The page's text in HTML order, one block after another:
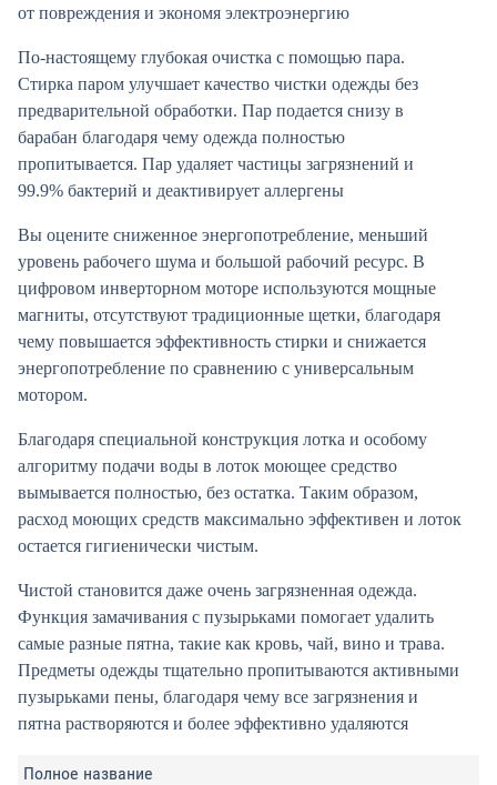
от повреждения и экономя электроэнергию
По-настоящему глубокая очистка с помощью пара.
Стирка паром улучшает качество чистки одежды без
предварительной обработки. Пар подается снизу в
барабан благодаря чему одежда полностью
пропитывается. Пар удаляет частицы загрязнений и
99.9% бактерий и деактивирует аллергены
Вы оцените сниженное энергопотребление, меньший
уровень рабочего шума и большой рабочий ресурс. В
цифровом инверторном моторе используются мощные
магниты, отсутствуют традиционные щетки, благодаря
чему повышается эффективность стирки и снижается
энергопотребление по сравнению с универсальным
мотором.
Благодаря специальной конструкция лотка и особому
алгоритму подачи воды в лоток моющее средство
вымывается полностью, без остатка. Таким образом,
расход моющих средств максимально эффективен и лоток
остается гигиенически чистым.
Чистой становится даже очень загрязненная одежда.
Функция замачивания с пузырьками помогает удалить
самые разные пятна, такие как кровь, чай, вино и трава.
Предметы одежды тщательно пропитываются активными
пузырьками пены, благодаря чему все загрязнения и
пятна растворяются и более эффективно удаляются
Полное название